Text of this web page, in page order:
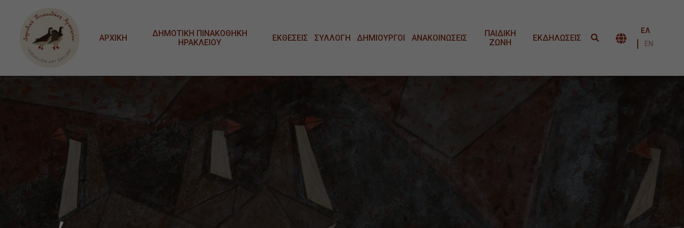
ΑΡΧΙΚΗ
ΔΗΜΟΤΙΚΗ ΠΙΝΑΚΟΘΗΚΗ
ΗΡΑΚΛΕΙΟΥ
ΕΚΘΕΣΕΙΣ ΣΥΛΛΟΓΗ ΔΗΜΙΟΥΡΓΟΙ ΑΝΑΚΟΙΝΩΣΕΙΣ
ΠΑΙΔΙΚΗ
ΖΩΝΗ
ΕΚΔΗΛΩΣΕΙΣ ΕΝΑΛΛΑΓΉ
ΕΛ
ΕΝ